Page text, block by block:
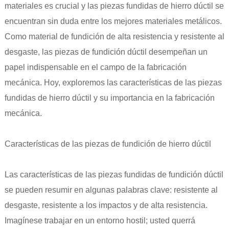
materiales es crucial y las piezas fundidas de hierro dúctil se
encuentran sin duda entre los mejores materiales metálicos.
Como material de fundición de alta resistencia y resistente al
desgaste, las piezas de fundición dúctil desempeñan un
papel indispensable en el campo de la fabricación
mecánica. Hoy, exploremos las características de las piezas
fundidas de hierro dúctil y su importancia en la fabricación
mecánica.
Características de las piezas de fundición de hierro dúctil
Las características de las piezas fundidas de fundición dúctil
se pueden resumir en algunas palabras clave: resistente al
desgaste, resistente a los impactos y de alta resistencia.
Imagínese trabajar en un entorno hostil; usted querrá